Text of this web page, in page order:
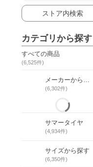
ストア内検索
カテゴリから探す
すべての商品
(6,525件)
メーカーから探す
(6,302件)
サマータイヤ
(4,934件)
サイズから探す
(6,350件)